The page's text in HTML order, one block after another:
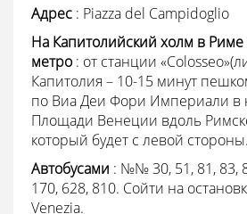
Адрес : Piazza del Campidoglio
На Капитолийский холм в
метро : от станции
Капитолия – 10-15 минут
по Виа Деи Фори Империали в
Площади Венеции вдоль
который будет с левой стороны.
Автобусами : №№ 30, 51, 81, 83,
170, 628, 810. Сойти на
Venezia.